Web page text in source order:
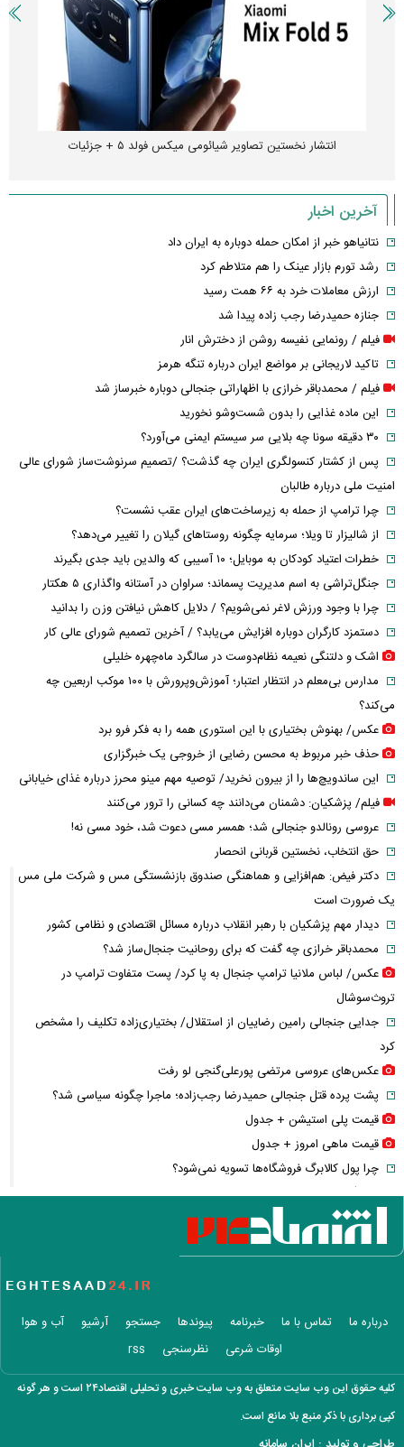
انتشار نخستین تصاویر شیائومی میکس فولد ۵ + جزئیات
آخرین اخبار
نتانیاهو خبر از امکان حمله دوباره به ایران داد
رشد تورم بازار عینک را هم متلاطم کرد
ارزش معاملات خرد به ۶۶ همت رسید
جنازه حمیدرضا رجب زاده پیدا شد
فیلم / رونمایی نفیسه روشن از دخترش انار
تاکید لاریجانی بر مواضع ایران درباره تنگه هرمز
فیلم / محمدباقر خرازی با اظهاراتی جنجالی دوباره خبرساز شد
این ماده غذایی را بدون شست‌وشو نخورید
۳۰ دقیقه سونا چه بلایی سر سیستم ایمنی می‌آورد؟
پس از کشتار کنسولگری ایران چه گذشت؟ /تصمیم سرنوشت‌ساز شورای عالی
امنیت ملی درباره طالبان
چرا ترامپ از حمله به زیرساخت‌های ایران عقب نشست؟
از شالیزار تا ویلا؛ سرمایه چگونه روستاهای گیلان را تغییر می‌دهد؟
خطرات اعتیاد کودکان به موبایل؛ ۱۰ آسیبی که والدین باید جدی بگیرند
جنگل‌تراشی به اسم مدیریت پسماند؛ سراوان در آستانه واگذاری ۵ هکتار
چرا با وجود ورزش لاغر نمی‌شویم؟ / دلایل کاهش نیافتن وزن را بدانید
دستمزد کارگران دوباره افزایش می‌یابد؟ / آخرین تصمیم شورای عالی کار
اشک و دلتنگی نعیمه نظام‌دوست در سالگرد ماه‌چهره خلیلی
مدارس بی‌معلم در انتظار اعتبار؛ آموزش‌وپرورش با ۱۰۰ موکب اربعین چه
می‌کند؟
عکس/ بهنوش بختیاری با این استوری همه را به فکر فرو برد
حذف خبر مربوط به محسن رضایی از خروجی یک خبرگزاری
این ساندویچ‌ها را از بیرون نخرید/ توصیه مهم مینو محرز درباره غذای خیابانی
فیلم/ پزشکیان: دشمنان می‌دانند چه کسانی را ترور می‌کنند
عروسی رونالدو جنجالی شد؛ همسر مسی دعوت شد، خود مسی نه!
حق انتخاب، نخستین قربانی انحصار
دکتر فیض: هم‌افزایی و هماهنگی صندوق بازنشستگی مس و شرکت ملی مس
یک ضرورت است
دیدار مهم پزشکیان با رهبر انقلاب درباره مسائل اقتصادی و نظامی کشور
محمدباقر خرازی چه گفت که برای روحانیت جنجال‌ساز شد؟
عکس/ لباس ملانیا ترامپ جنجال به پا کرد/ پست متفاوت ترامپ در
تروث‌سوشال
جدایی جنجالی رامین رضاییان از استقلال/ بختیاری‌زاده تکلیف را مشخص
کرد
عکس‌های عروسی مرتضی پورعلی‌گنجی لو رفت
پشت پرده قتل جنجالی حمیدرضا رجب‌زاده؛ ماجرا چگونه سیاسی شد؟
قیمت پلی استیشن + جدول
قیمت ماهی امروز + جدول
چرا پول کالابرگ فروشگاه‌ها تسویه نمی‌شود؟
کالابرگ دوباره تغییر می‌کند؟/ جزئیات تازه درباره اعتبار یک میلیون تومانی
خبر جنجالی درباره ساره نتانیاهو؛ پای یک مرد ۶۰ ساله در میان است
خبر مهم از مذاکرات ایران و آمریکا؛ عراقچی پایان مذاکرات مستقیم را اعلام
جواد نکونام دوباره به استقلال رسید! / ماجرای یک تقابل جنجالی
قیمت طلا ۱۸ عیار امروز چند شد؟ / بازار طلا وارد مسیر کاهشی شد
خبر مهم از پرونده قتل حمیدرضا رجب‌زاده؛ متهم اصلی دستگیر شد
قیمت واقعی بنزین مشخص شد؛ دولت برای هر لیتر چقدر یارانه می‌دهد؟
افزایش نرخ حواله دلار در بازار ارز؛ قیمت دلار امروز چند شد؟
سقوط تاریخی ذخایر نفت آمریکا؛ رکورد سال ۲۰۲۱ هم شکسته شد
درخواست جنجالی نقدعلی از قالیباف؛ از مسئولیت مذاکرات کناره‌گیری کنید
درباره ما تماس با ما خبرنامه پیوندها جستجو آرشیو
آب و هوا
اوقات شرعی
نظرسنجی rss
کلیه حقوق این وب سایت متعلق به وب سایت خبری و تحلیلی اقتصاد۲۴ است و هر گونه
کپی برداری با ذکر منبع بلا مانع است.